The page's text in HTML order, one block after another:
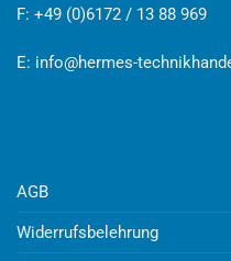
F: +49 (0)6172 / 13 88 969
E: info@hermes-
AGB
Widerrufsbelehrung